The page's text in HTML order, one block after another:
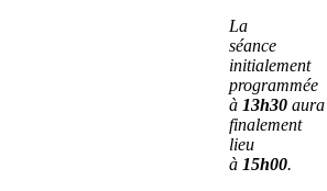
La
séance
initialement
programmée
à 13h30 aura
finalement
lieu
à 15h00.